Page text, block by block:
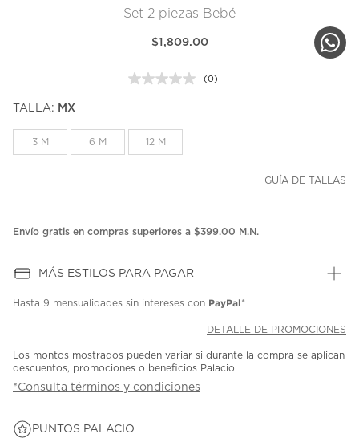
Set 2 piezas Bebé
$1,809.00
Sin
(0)
TALLA: MX
3 M 6 M 12 M
GUÍA DE TALLAS
Envío gratis en compras superiores a $399.00 M.N.
MÁS ESTILOS PARA PAGAR
Hasta 9 mensualidades sin intereses con PayPal*
DETALLE DE PROMOCIONES
Los montos mostrados pueden variar si durante la compra se aplican
descuentos, promociones o beneficios Palacio
*Consulta términos y condiciones
PUNTOS PALACIO